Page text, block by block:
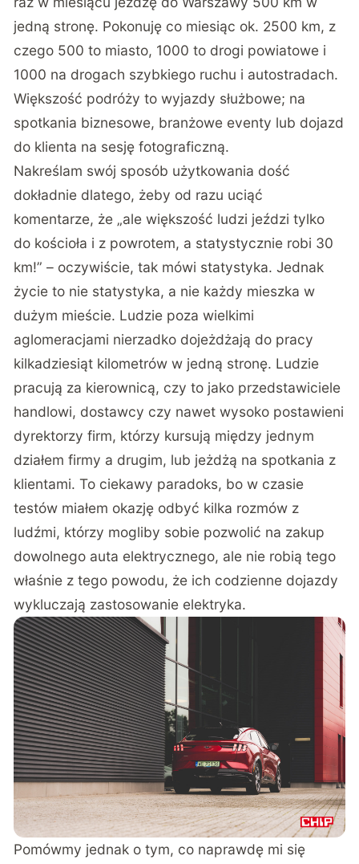
jedną stronę. Pokonuję co miesiąc ok. 2500 km, z
czego 500 to miasto, 1000 to drogi powiatowe i
1000 na drogach szybkiego ruchu i autostradach.
Większość podróży to wyjazdy służbowe; na
spotkania biznesowe, branżowe eventy lub dojazd
do klienta na sesję fotograficzną.
Nakreślam swój sposób użytkowania dość
dokładnie dlatego, żeby od razu uciąć
komentarze, że „ale większość ludzi jeździ tylko
do kościoła i z powrotem, a statystycznie robi 30
km!” – oczywiście, tak mówi statystyka. Jednak
życie to nie statystyka, a nie każdy mieszka w
dużym mieście. Ludzie poza wielkimi
aglomeracjami nierzadko dojeżdżają do pracy
kilkadziesiąt kilometrów w jedną stronę. Ludzie
pracują za kierownicą, czy to jako przedstawiciele
handlowi, dostawcy czy nawet wysoko postawieni
dyrektorzy firm, którzy kursują między jednym
działem firmy a drugim, lub jeżdżą na spotkania z
klientami. To ciekawy paradoks, bo w czasie
testów miałem okazję odbyć kilka rozmów z
ludźmi, którzy mogliby sobie pozwolić na zakup
dowolnego auta elektrycznego, ale nie robią tego
właśnie z tego powodu, że ich codzienne dojazdy
wykluczają zastosowanie elektryka.
Pomówmy jednak o tym, co naprawdę mi się